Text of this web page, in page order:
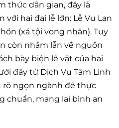
thức dân gian, đây là
hai đại lễ lớn: Lễ Vu Lan
(xá tội vong nhân). Tuy
còn nhầm lẫn về nguồn
bày biện lễ vật của hai
đây từ Dịch Vụ Tâm Linh
rõ ngọn ngành để thực
chuẩn, mang lại bình an